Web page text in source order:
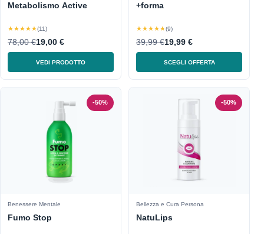
Metabolismo Active
★★★★★(11)
78,00 €19,00 €
VEDI PRODOTTO
+forma
★★★★★(9)
39,99 €19,99 €
SCEGLI OFFERTA
-50%
Benessere Mentale
Fumo Stop
-50%
Bellezza e Cura Persona
NatuLips